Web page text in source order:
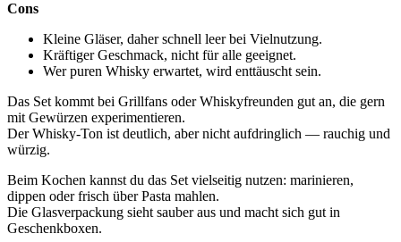
Cons
Kleine Gläser, daher schnell leer bei Vielnutzung.
Kräftiger Geschmack, nicht für alle geeignet.
Wer puren Whisky erwartet, wird enttäuscht sein.
Das Set kommt bei Grillfans oder Whiskyfreunden gut an, die gern
mit Gewürzen experimentieren.
Der Whisky-Ton ist deutlich, aber nicht aufdringlich — rauchig und
würzig.
Beim Kochen kannst du das Set vielseitig nutzen: marinieren,
dippen oder frisch über Pasta mahlen.
Die Glasverpackung sieht sauber aus und macht sich gut in
Geschenkboxen.